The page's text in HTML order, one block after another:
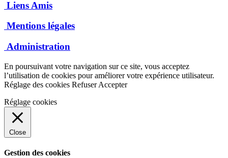
Liens Amis
Mentions légales
Administration
En poursuivant votre navigation sur ce site, vous acceptez
l’utilisation de cookies pour améliorer votre expérience utilisateur.
Réglage des cookies Refuser Accepter
Réglage cookies
Close
Gestion des cookies